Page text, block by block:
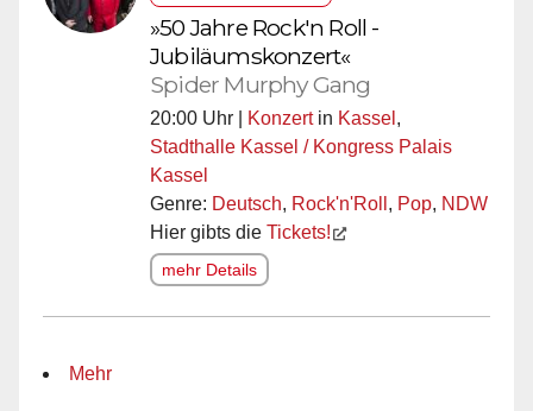
»50 Jahre Rock'n Roll -
Jubiläumskonzert«
Spider Murphy Gang
20:00 Uhr | Konzertin Kassel ,
Stadthalle Kassel / Kongress Palais
Kassel
Genre: Deutsch, Rock'n'Roll , Pop, NDW
Hier gibts die Tickets!
mehr Details
Mehr